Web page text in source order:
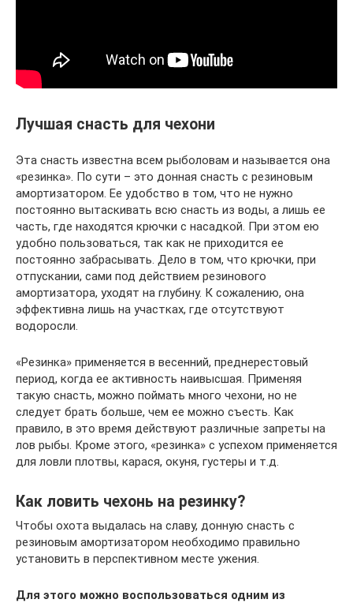
Лучшая снасть для чехони
Эта снасть известна всем рыболовам и называется она
«резинка». По сути – это донная снасть с резиновым
амортизатором. Ее удобство в том, что не нужно
постоянно вытаскивать всю снасть из воды, а лишь ее
часть, где находятся крючки с насадкой. При этом ею
удобно пользоваться, так как не приходится ее
постоянно забрасывать. Дело в том, что крючки, при
отпускании, сами под действием резинового
амортизатора, уходят на глубину. К сожалению, она
эффективна лишь на участках, где отсутствуют
водоросли.
«Резинка» применяется в весенний, преднерестовый
период, когда ее активность наивысшая. Применяя
такую снасть, можно поймать много чехони, но не
следует брать больше, чем ее можно съесть. Как
правило, в это время действуют различные запреты на
лов рыбы. Кроме этого, «резинка» с успехом применяется
для ловли плотвы, карася, окуня, густеры и т.д.
Как ловить чехонь на резинку?
Чтобы охота выдалась на славу, донную снасть с
резиновым амортизатором необходимо правильно
установить в перспективном месте ужения.
Для этого можно воспользоваться одним из